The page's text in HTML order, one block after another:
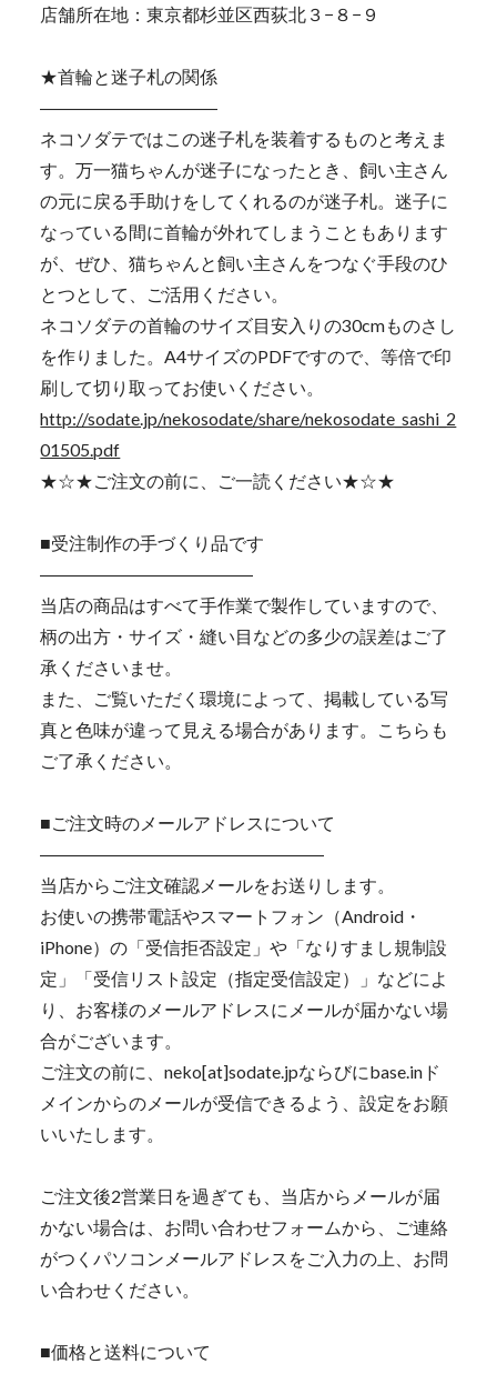
店舗所在地：東京都杉並区西荻北３−８−９
★首輪と迷子札の関係
――――――――――
ネコソダテではこの迷子札を装着するものと考えま
す。万一猫ちゃんが迷子になったとき、飼い主さん
の元に戻る手助けをしてくれるのが迷子札。迷子に
なっている間に首輪が外れてしまうこともあります
が、ぜひ、猫ちゃんと飼い主さんをつなぐ手段のひ
とつとして、ご活用ください。
ネコソダテの首輪のサイズ目安入りの30cmものさし
を作りました。A4サイズのPDFですので、等倍で印
刷して切り取ってお使いください。
http://sodate.jp/nekosodate/share/nekosodate_sashi_2
01505.pdf
★☆★ご注文の前に、ご一読ください★☆★
■受注制作の手づくり品です
――――――――――――
当店の商品はすべて手作業で製作していますので、
柄の出方・サイズ・縫い目などの多少の誤差はご了
承くださいませ。
また、ご覧いただく環境によって、掲載している写
真と色味が違って見える場合があります。こちらも
ご了承ください。
■ご注文時のメールアドレスについて
――――――――――――――――
当店からご注文確認メールをお送りします。
お使いの携帯電話やスマートフォン（Android・
iPhone）の「受信拒否設定」や「なりすまし規制設
定」「受信リスト設定（指定受信設定）」などによ
り、お客様のメールアドレスにメールが届かない場
合がございます。
ご注文の前に、neko[at]sodate.jpならびにbase.inド
メインからのメールが受信できるよう、設定をお願
いいたします。
ご注文後2営業日を過ぎても、当店からメールが届
かない場合は、お問い合わせフォームから、ご連絡
がつくパソコンメールアドレスをご入力の上、お問
い合わせください。
■価格と送料について